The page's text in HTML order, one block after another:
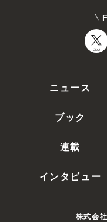
CDJ
ニュース
ブック
連載
インタビュー
株式会